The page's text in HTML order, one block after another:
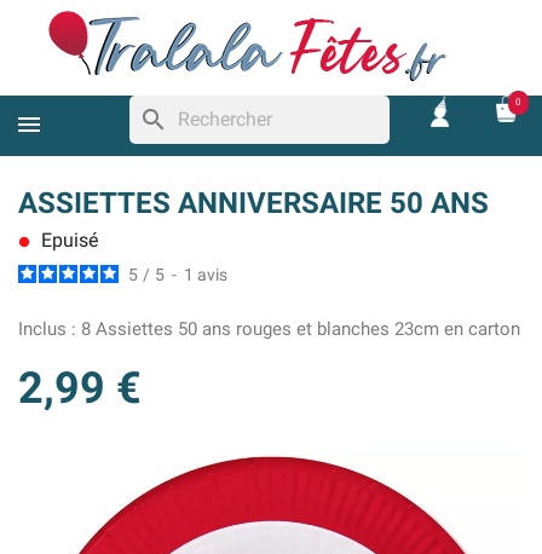
search
0
ASSIETTES ANNIVERSAIRE 50 ANS
lens Epuisé
5 / 5 - 1 avis
Inclus : 8 Assiettes 50 ans rouges et blanches 23cm en carton
2,99 €